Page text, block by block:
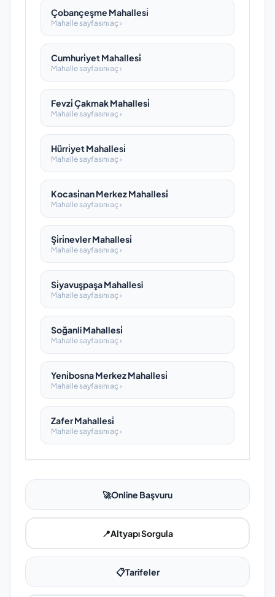
Çobançeşme Mahallesi̇
Mahalle sayfasını aç ›
Cumhuri̇yet Mahallesi̇
Mahalle sayfasını aç ›
Fevzi̇ Çakmak Mahallesi̇
Mahalle sayfasını aç ›
Hürri̇yet Mahallesi̇
Mahalle sayfasını aç ›
Kocasi̇nan Merkez Mahallesi̇
Mahalle sayfasını aç ›
Şi̇ri̇nevler Mahallesi̇
Mahalle sayfasını aç ›
Si̇yavuşpaşa Mahallesi
Mahalle sayfasını aç ›
Soğanli Mahallesi̇
Mahalle sayfasını aç ›
Yeni̇bosna Merkez Mahallesi̇
Mahalle sayfasını aç ›
Zafer Mahallesi̇
Mahalle sayfasını aç ›
🚀Online Başvuru
📍Altyapı Sorgula
📋Tarifeler